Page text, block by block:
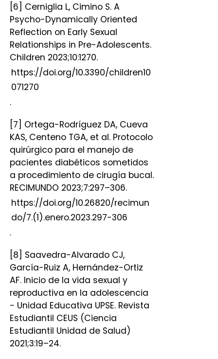
[6] Cerniglia L, Cimino S. A
Psycho-Dynamically Oriented
Reflection on Early Sexual
Relationships in Pre-Adolescents.
Children 2023;10:1270.
https://doi.org/10.3390/children10
071270
.
[7] Ortega-Rodríguez DA, Cueva
KAS, Centeno TGA, et al. Protocolo
quirúrgico para el manejo de
pacientes diabéticos sometidos
a procedimiento de cirugía bucal.
RECIMUNDO 2023;7:297–306.
https://doi.org/10.26820/recimun
do/7.(1).enero.2023.297-306
.
[8] Saavedra-Alvarado CJ,
García-Ruiz A, Hernández-Ortiz
AF. Inicio de la vida sexual y
reproductiva en la adolescencia
- Unidad Educativa UPSE. Revista
Estudiantil CEUS (Ciencia
Estudiantil Unidad de Salud)
2021;3:19–24.